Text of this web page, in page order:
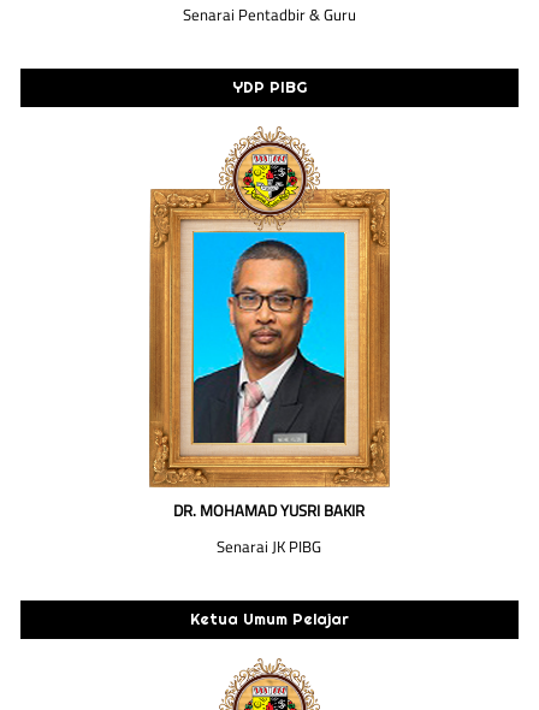
Senarai Pentadbir & Guru
YDP PIBG
DR. MOHAMAD YUSRI BAKIR
Senarai JK PIBG
Ketua Umum Pelajar